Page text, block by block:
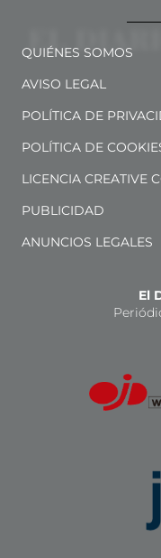
QUIÉNES SOMOS
AVISO LEGAL
POLÍTICA DE
POLÍTICA DE
LICENCIA CREATIVE
PUBLICIDAD
ANUNCIOS LEGALES
El